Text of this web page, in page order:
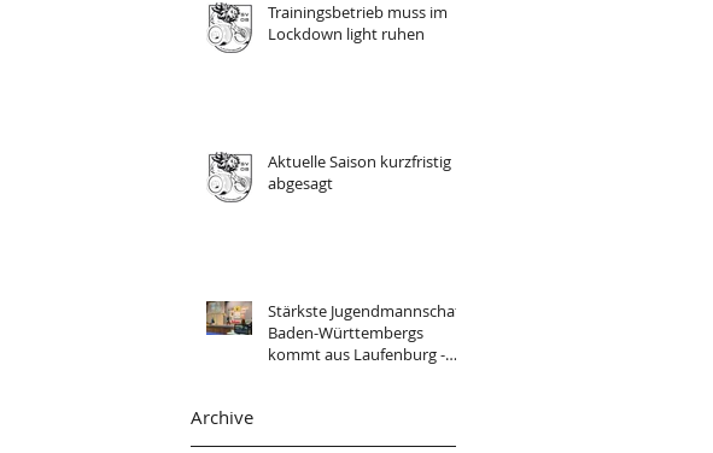
Trainingsbetrieb muss im
Lockdown light ruhen
Aktuelle Saison kurzfristig
abgesagt
Stärkste Jugendmannschaft
Baden-Württembergs
kommt aus Laufenburg -
Archive